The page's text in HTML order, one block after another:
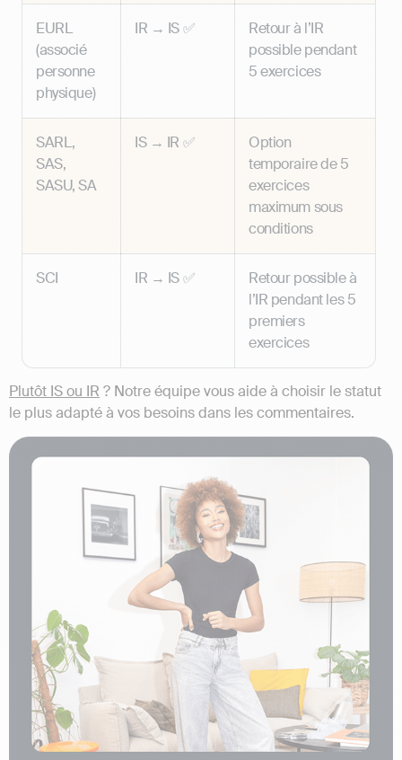
EURL
(associé
personne
physique)
IR → IS ✅
Retour à l’IR
possible pendant
5 exercices
SARL,
SAS,
SASU, SA
IS → IR ✅
Option
temporaire de 5
exercices
maximum sous
conditions
SCI IR → IS ✅
Retour possible à
l’IR pendant les 5
premiers
exercices
Plutôt IS ou IR ? Notre équipe vous aide à choisir le statut
le plus adapté à vos besoins dans les commentaires.